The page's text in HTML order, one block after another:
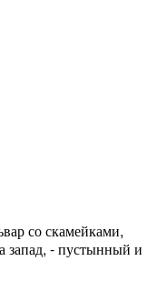
со скамейками,
запад, - пустынный и